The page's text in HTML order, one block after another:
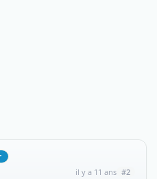
il y a 11 ans #2